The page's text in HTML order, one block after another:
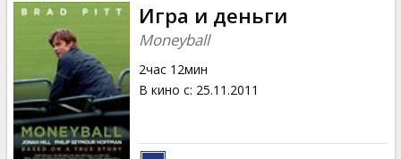
Игра и деньги
Moneyball
2час 12мин
В кино с: 25.11.2011